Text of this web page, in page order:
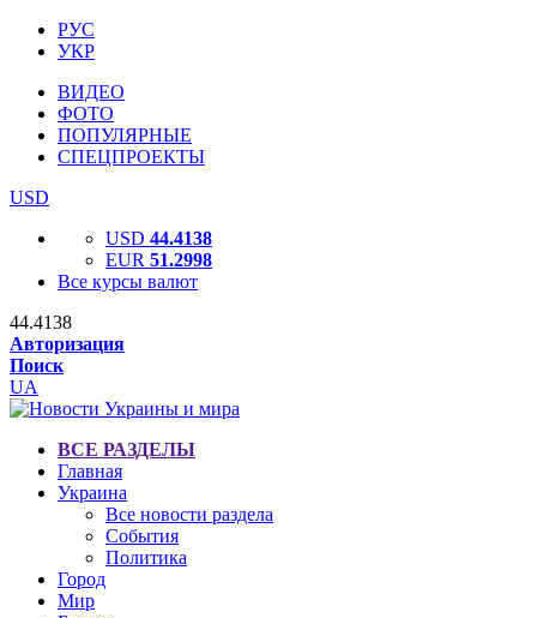
РУС
УКР
ВИДЕО
ФОТО
ПОПУЛЯРНЫЕ
СПЕЦПРОЕКТЫ
USD
USD 44.4138
EUR 51.2998
Все курсы валют
44.4138
Авторизация
Поиск
UA
ВСЕ РАЗДЕЛЫ
Главная
Украина
Все новости раздела
События
Политика
Город
Мир